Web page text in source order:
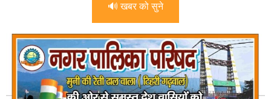
🔊 खबर को सुने